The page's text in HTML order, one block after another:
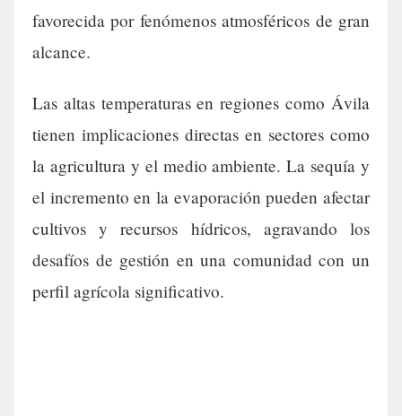
favorecida por fenómenos atmosféricos de gran
alcance.
Las altas temperaturas en regiones como Ávila
tienen implicaciones directas en sectores como
la agricultura y el medio ambiente. La sequía y
el incremento en la evaporación pueden afectar
cultivos y recursos hídricos, agravando los
desafíos de gestión en una comunidad con un
perfil agrícola significativo.